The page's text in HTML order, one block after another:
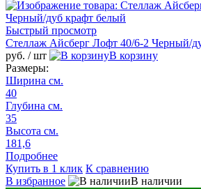
Быстрый просмотр
Стеллаж Айсберг Лофт 40/6-2 Черный/
руб. / шт
В корзину
Размеры:
Ширина см.
40
Глубина см.
35
Высота см.
181,6
Подробнее
Купить в 1 клик К сравнению
В избранное
В наличии